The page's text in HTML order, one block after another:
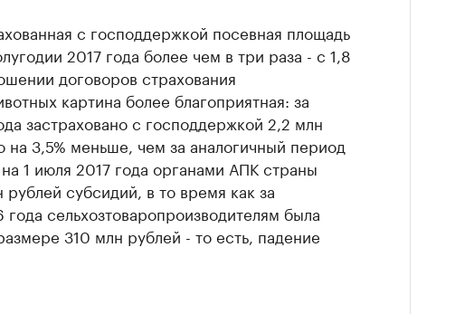
с господдержкой посевная площадь
2017 года более чем в три раза - с 1,8
договоров страхования
картина более благоприятная: за
застраховано с господдержкой 2,2 млн
на 3,5% меньше, чем за аналогичный период
1 июля 2017 года органами АПК страны
субсидий, в то время как за
сельхозтоваропроизводителям была
310 млн рублей - то есть, падение